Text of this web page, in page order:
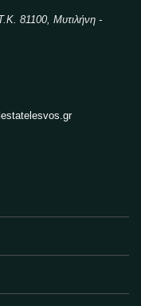
81100, Μυτιλήνη -